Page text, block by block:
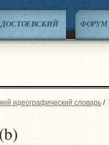
ФОРУМ
идеографический словарь/